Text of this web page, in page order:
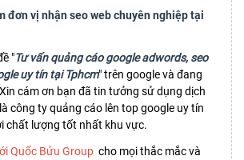
đơn vị nhận seo web chuyên nghiệp tại
"Tư vấn quảng cáo google adwords, seo
uy tín tại Tphcm" trên google và đang
cám ơn bạn đã tin tưởng sử dụng dịch
công ty quảng cáo lên top google uy tín
chất lượng tốt nhất khu vực.
Quốc Bửu Group cho mọi thắc mắc và